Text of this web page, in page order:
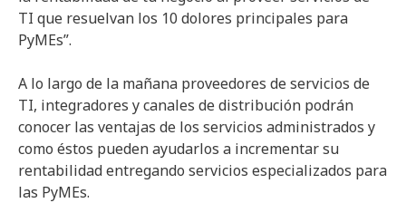
TI que resuelvan los 10 dolores principales para
PyMEs”.
A lo largo de la mañana proveedores de servicios de
TI, integradores y canales de distribución podrán
conocer las ventajas de los servicios administrados y
como éstos pueden ayudarlos a incrementar su
rentabilidad entregando servicios especializados para
las PyMEs.